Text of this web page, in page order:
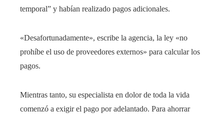
temporal” y habían realizado pagos adicionales.
«Desafortunadamente», escribe la agencia, la ley «no
prohíbe el uso de proveedores externos» para calcular los
pagos.
Mientras tanto, su especialista en dolor de toda la vida
comenzó a exigir el pago por adelantado. Para ahorrar